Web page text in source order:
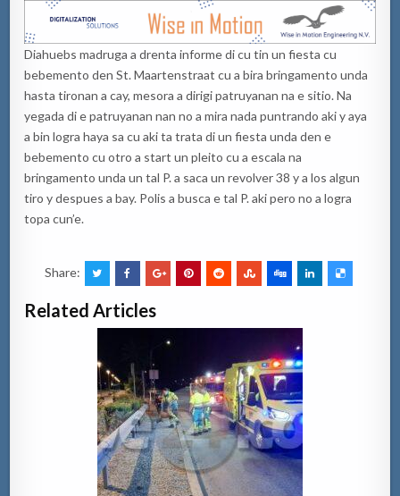
Diahuebs madruga a drenta informe di cu tin un fiesta cu
bebemento den St. Maartenstraat cu a bira bringamento unda
hasta tironan a cay, mesora a dirigi patruyanan na e sitio. Na
yegada di e patruyanan nan no a mira nada puntrando aki y aya
a bin logra haya sa cu aki ta trata di un fiesta unda den e
bebemento cu otro a start un pleito cu a escala na
bringamento unda un tal P. a saca un revolver 38 y a los algun
tiro y despues a bay. Polis a busca e tal P. aki pero no a logra
topa cun’e.
Share:
Related Articles